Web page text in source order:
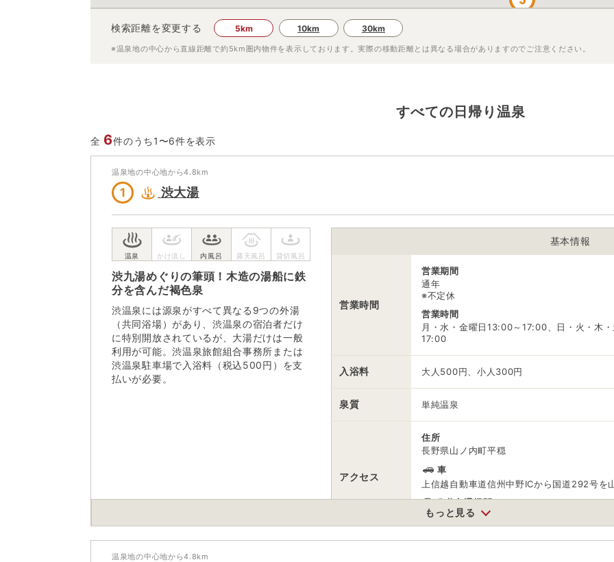
検索距離を変更する 5km 10km 30km
※温泉地の中心から直線距離で約5km 圏内物件を表示しております。実際の移動距離とは異なる場合がありますのでご注意ください。
すべての日帰り温泉
全 6件のうち1〜6件を表示
温泉地の中心地から4.8km
1 渋大湯
渋九湯めぐりの筆頭！木造の湯船に鉄
分を含んだ褐色泉
渋温泉には源泉がすべて異なる9つの外湯
（共同浴場）があり、渋温泉の宿泊者だけ
に特別開放されているが、大湯だけは一般
利用が可能。渋温泉旅館組合事務所または
渋温泉駐車場で入浴料（税込500円）を支
払いが必要。
基本情報
営業時間
営業期間
通年
※不定休
営業時間
月・水・金曜日13:00～17:00、日・火・木
17:00
入浴料 大人500円、小人300円
泉質 単純温泉
アクセス
住所
長野県山ノ内町平穏
車
上信越自動車道信州中野ICから国道292号を
公共交通機関
長野電鉄長野線湯田中駅から長電バス志賀
もっと見る
温泉地の中心地から4.8km